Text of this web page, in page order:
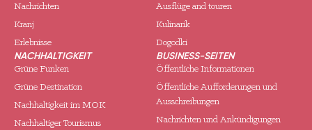
Nachrichten
Kranj
Erlebnisse
Ausflüge and touren
Kulinarik
Dogodki
NACHHALTIGKEIT
Grüne Funken
Grüne Destination
Nachhaltigkeit im MOK
Nachhaltiger Tourismus
BUSINESS-SEITEN
Öffentliche Informationen
Öffentliche Aufforderungen und
Ausschreibungen
Nachrichten und Ankündigungen